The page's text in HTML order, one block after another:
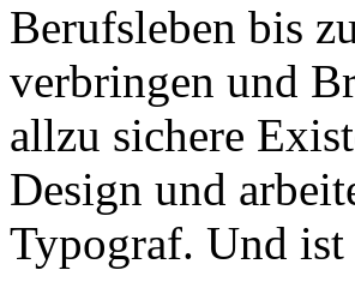
Berufsleben bis
verbringen und
allzu sichere
Design und
Typograf. Und